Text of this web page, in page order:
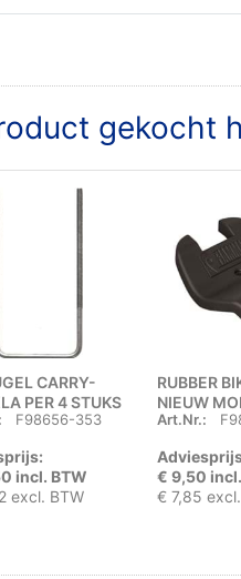
gekocht
CARRY-
PER 4 STUKS
F98656-353
incl. BTW
excl. BTW
RUBBER
NIEUW
Art.Nr.:
€ 9,50
€ 7,85